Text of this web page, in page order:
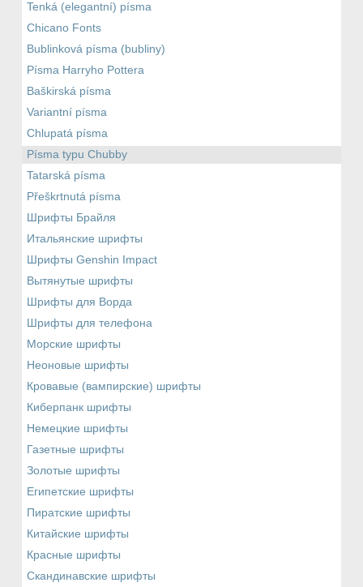
Tenká (elegantní) písma
Chicano Fonts
Bublinková písma (bubliny)
Písma Harryho Pottera
Baškirská písma
Variantní písma
Chlupatá písma
Písma typu Chubby
Tatarská písma
Přeškrtnutá písma
Шрифты Брайля
Итальянские шрифты
Шрифты Genshin Impact
Вытянутые шрифты
Шрифты для Ворда
Шрифты для телефона
Морские шрифты
Неоновые шрифты
Кровавые (вампирские) шрифты
Киберпанк шрифты
Немецкие шрифты
Газетные шрифты
Золотые шрифты
Египетские шрифты
Пиратские шрифты
Китайские шрифты
Красные шрифты
Скандинавские шрифты